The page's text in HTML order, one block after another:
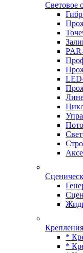
Световое
Крепления
*
*